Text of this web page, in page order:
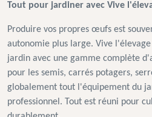
Tout pour jardiner avec Vive
Produire vos propres œufs est
autonomie plus large. Vive
jardin avec une gamme complète
pour les semis, carrés potagers,
globalement tout l'équipement du
professionnel. Tout est réuni pour